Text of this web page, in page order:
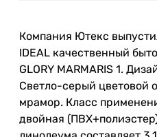
Компания Ютекс
IDEAL качественный
GLORY MARMARIS 1.
Светло-серый цветовой
мрамор. Класс
двойная